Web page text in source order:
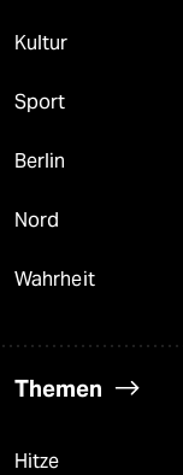
Kultur
Sport
Berlin
Nord
Wahrheit
Themen
Hitze